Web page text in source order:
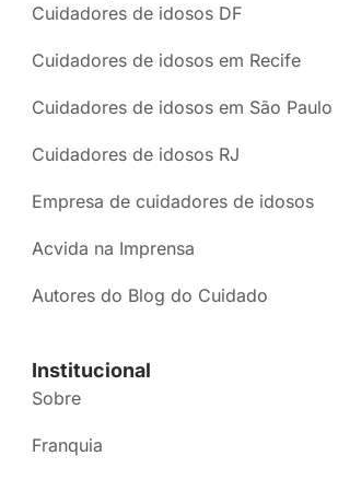
Cuidadores de idosos DF
Cuidadores de idosos em Recife
Cuidadores de idosos em São Paulo
Cuidadores de idosos RJ
Empresa de cuidadores de idosos
Acvida na Imprensa
Autores do Blog do Cuidado
Institucional
Sobre
Franquia